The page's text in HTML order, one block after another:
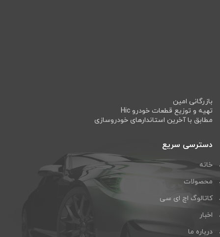
بازرگانی امین
تهیه و توزیع قطعات خودرو Hic
مطابق با آخرین استاندارهای خودروسازی
دسترسی سریع
خانه
محصولات
کاتالوگ اچ ای سی
اخبار
درباره ما